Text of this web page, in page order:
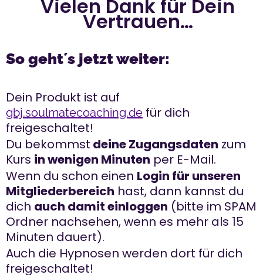
Vielen Dank für Dein
Vertrauen…
So geht´s jetzt weiter:
Dein Produkt ist auf
gbj.soulmatecoaching.de für dich
freigeschaltet!
Du bekommst deine Zugangsdaten zum
Kurs in wenigen Minuten per E-Mail.
Wenn du schon einen Login für unseren
Mitgliederbereich hast, dann kannst du
dich auch damit einloggen (bitte im SPAM
Ordner nachsehen, wenn es mehr als 15
Minuten dauert).
Auch die Hypnosen werden dort für dich
freigeschaltet!